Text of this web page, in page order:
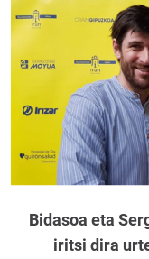
Bidasoa eta
iritsi dira